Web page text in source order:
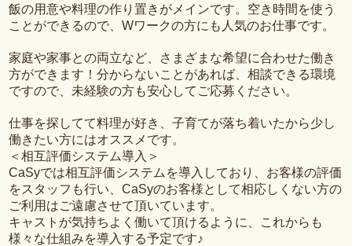
飯の用意や料理の作り置きがメインです。空き時間を使う
ことができるので、Wワークの方にも人気のお仕事です。
家庭や家事との両立など、さまざまな希望に合わせた働き
方ができます！分からないことがあれば、相談できる環境
ですので、未経験の方も安心してご応募ください。
仕事を探してて料理が好き、子育てが落ち着いたから少し
働きたい方にはオススメです。
＜相互評価システム導入＞
CaSyでは相互評価システムを導入しており、お客様の評価
をスタッフも行い、CaSyのお客様として相応しくない方の
ご利用はご遠慮させて頂いています。
キャストが気持ちよく働いて頂けるように、これからも
様々な仕組みを導入する予定です♪